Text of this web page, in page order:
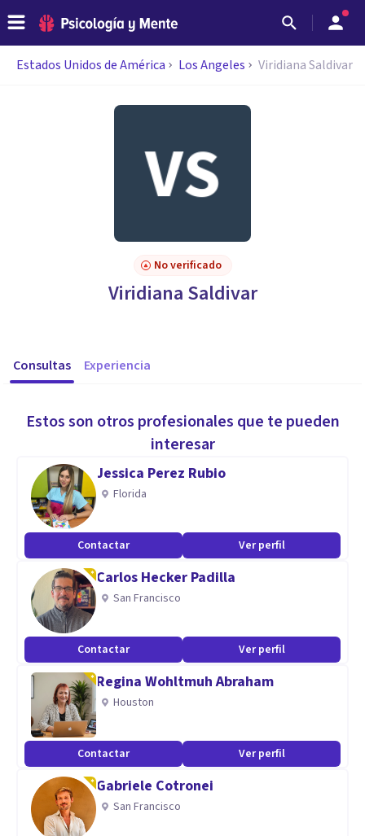
Estados Unidos de América Los Angeles Viridiana Saldivar
No verificado
Viridiana Saldivar
Consultas Experiencia
Estos son otros profesionales que te pueden
interesar
Jessica Perez Rubio
Florida
Contactar Ver perfil
Carlos Hecker Padilla
San Francisco
Contactar Ver perfil
Regina Wohltmuh Abraham
Houston
Contactar Ver perfil
Gabriele Cotronei
San Francisco